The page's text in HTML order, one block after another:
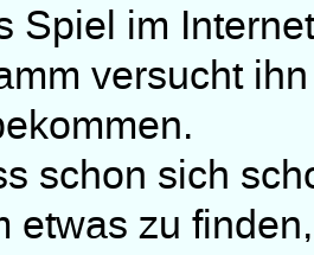
Spiel im
versucht
schon sich
etwas zu